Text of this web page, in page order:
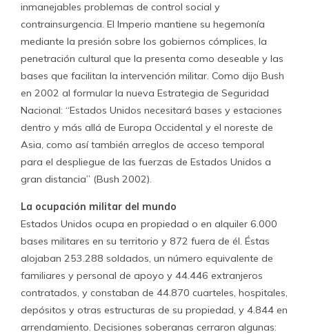
inmanejables problemas de control social y
contrainsurgencia. El Imperio mantiene su hegemonía
mediante la presión sobre los gobiernos cómplices, la
penetración cultural que la presenta como deseable y las
bases que facilitan la intervención militar. Como dijo Bush
en 2002 al formular la nueva Estrategia de Seguridad
Nacional: “Estados Unidos necesitará bases y estaciones
dentro y más allá de Europa Occidental y el noreste de
Asia, como así también arreglos de acceso temporal
para el despliegue de las fuerzas de Estados Unidos a
gran distancia” (Bush 2002).
La ocupación militar del mundo
Estados Unidos ocupa en propiedad o en alquiler 6.000
bases militares en su territorio y 872 fuera de él. Éstas
alojaban 253.288 soldados, un número equivalente de
familiares y personal de apoyo y 44.446 extranjeros
contratados, y constaban de 44.870 cuarteles, hospitales,
depósitos y otras estructuras de su propiedad, y 4.844 en
arrendamiento. Decisiones soberanas cerraron algunas: